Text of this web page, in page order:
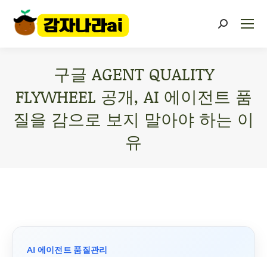
구글 AGENT QUALITY
FLYWHEEL 공개, AI 에이전트 품
질을 감으로 보지 말아야 하는 이
유
AI 에이전트 품질관리